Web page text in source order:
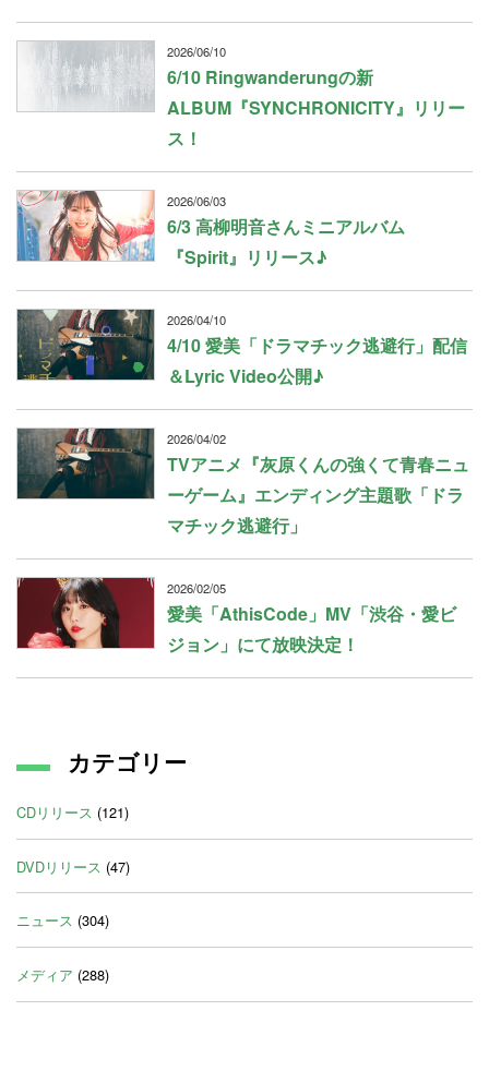
2026/06/10
6/10 Ringwanderungの新
ALBUM『SYNCHRONICITY』リリー
ス！
2026/06/03
6/3 高柳明音さんミニアルバム
『Spirit』リリース♪
2026/04/10
4/10 愛美「ドラマチック逃避行」配信
＆Lyric Video公開♪
2026/04/02
TVアニメ『灰原くんの強くて青春ニュ
ーゲーム』エンディング主題歌「ドラ
マチック逃避行」
2026/02/05
愛美「AthisCode」MV「渋谷・愛ビ
ジョン」にて放映決定！
カテゴリー
CDリリース (121)
DVDリリース (47)
ニュース (304)
メディア (288)